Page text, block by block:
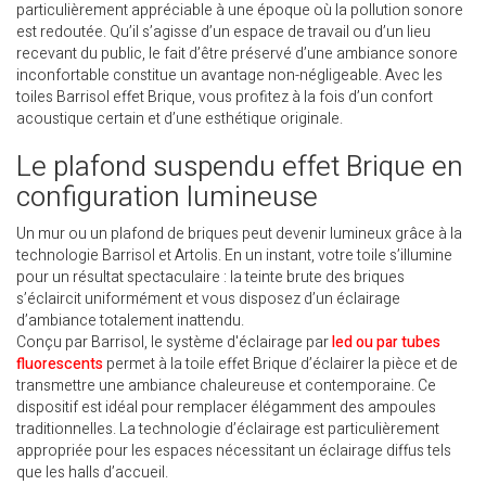
particulièrement appréciable à une époque où la pollution sonore
est redoutée. Qu’il s’agisse d’un espace de travail ou d’un lieu
recevant du public, le fait d’être préservé d’une ambiance sonore
inconfortable constitue un avantage non-négligeable. Avec les
toiles Barrisol effet Brique, vous profitez à la fois d’un confort
acoustique certain et d’une esthétique originale.
Le plafond suspendu effet Brique en
configuration lumineuse
Un mur ou un plafond de briques peut devenir lumineux grâce à la
technologie Barrisol et Artolis. En un instant, votre toile s’illumine
pour un résultat spectaculaire : la teinte brute des briques
s’éclaircit uniformément et vous disposez d’un éclairage
d’ambiance totalement inattendu.
Conçu par Barrisol, le système d'éclairage parled ou par tubes
fluorescentspermet à la toile effet Brique d’éclairer la pièce et de
transmettre une ambiance chaleureuse et contemporaine. Ce
dispositif est idéal pour remplacer élégamment des ampoules
traditionnelles. La technologie d’éclairage est particulièrement
appropriée pour les espaces nécessitant un éclairage diffus tels
que les halls d’accueil.